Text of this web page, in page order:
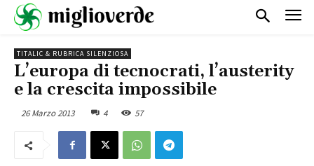
TITALIC & RUBRICA SILENZIOSA
L’europa di tecnocrati, l’austerity
e la crescita impossibile
26 Marzo 2013 4 57